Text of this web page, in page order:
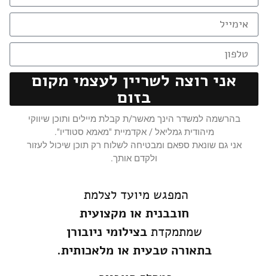
אני רוצה לשריין לעצמי מקום
בזום
בהרשמה למשדר הינך מאשר/ת קבלת מיילים ותוכן שיווקי
מיהודית גמליאל / אקדמיית "מאמא סטודיו".
אני גם שונאת ספאם ומבטיחה לשלוח רק תוכן שיכול לעזור
ולקדם אותך.
המפגש מיועד לצלמת
חובבנית או מקצועית
שמתמקדת בצילומי ניובורן
בתאורה טבעית או מלאכותית.